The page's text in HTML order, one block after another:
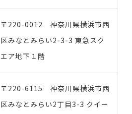
〒220-0012 神奈川県横浜市西
区みなとみらい2-3-3 東急スク
エア地下１階
〒220-6115 神奈川県横浜市西
区みなとみらい2丁目3-3 クイー